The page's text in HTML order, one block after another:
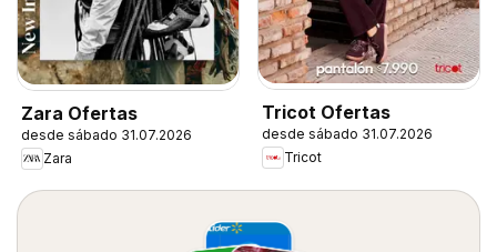
Zara Ofertas
desde sábado 31.07.2026
Zara
Tricot Ofertas
desde sábado 31.07.2026
Tricot